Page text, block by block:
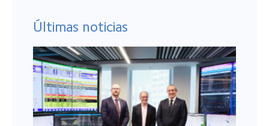
Últimas noticias